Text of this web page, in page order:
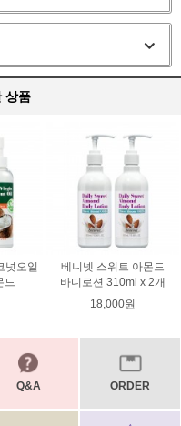
상품
넛오일
드
베니넷 스위트 아몬드
바디로션 310ml x 2개
18,000원
Q&A ORDER